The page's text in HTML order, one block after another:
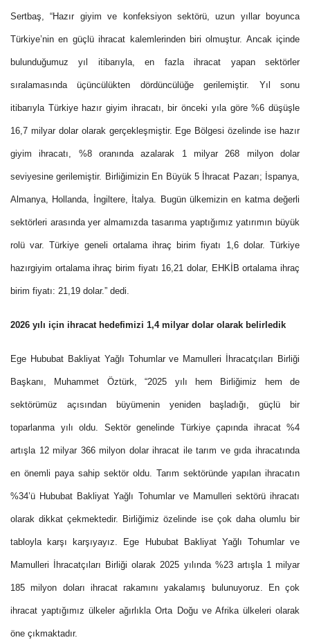
Sertbaş, “Hazır giyim ve konfeksiyon sektörü, uzun yıllar boyunca
Türkiye’nin en güçlü ihracat kalemlerinden biri olmuştur. Ancak içinde
bulunduğumuz yıl itibarıyla, en fazla ihracat yapan sektörler
sıralamasında üçüncülükten dördüncülüğe gerilemiştir. Yıl sonu
itibarıyla Türkiye hazır giyim ihracatı, bir önceki yıla göre %6 düşüşle
16,7 milyar dolar olarak gerçekleşmiştir. Ege Bölgesi özelinde ise hazır
giyim ihracatı, %8 oranında azalarak 1 milyar 268 milyon dolar
seviyesine gerilemiştir. Birliğimizin En Büyük 5 İhracat Pazarı; İspanya,
Almanya, Hollanda, İngiltere, İtalya. Bugün ülkemizin en katma değerli
sektörleri arasında yer almamızda tasarıma yaptığımız yatırımın büyük
rolü var. Türkiye geneli ortalama ihraç birim fiyatı 1,6 dolar. Türkiye
hazırgiyim ortalama ihraç birim fiyatı 16,21 dolar, EHKİB ortalama ihraç
birim fiyatı: 21,19 dolar.” dedi.
2026 yılı için ihracat hedefimizi 1,4 milyar dolar olarak belirledik
Ege Hububat Bakliyat Yağlı Tohumlar ve Mamulleri İhracatçıları Birliği
Başkanı, Muhammet Öztürk, “2025 yılı hem Birliğimiz hem de
sektörümüz açısından büyümenin yeniden başladığı, güçlü bir
toparlanma yılı oldu. Sektör genelinde Türkiye çapında ihracat %4
artışla 12 milyar 366 milyon dolar ihracat ile tarım ve gıda ihracatında
en önemli paya sahip sektör oldu. Tarım sektöründe yapılan ihracatın
%34’ü Hububat Bakliyat Yağlı Tohumlar ve Mamulleri sektörü ihracatı
olarak dikkat çekmektedir. Birliğimiz özelinde ise çok daha olumlu bir
tabloyla karşı karşıyayız. Ege Hububat Bakliyat Yağlı Tohumlar ve
Mamulleri İhracatçıları Birliği olarak 2025 yılında %23 artışla 1 milyar
185 milyon doları ihracat rakamını yakalamış bulunuyoruz. En çok
ihracat yaptığımız ülkeler ağırlıkla Orta Doğu ve Afrika ülkeleri olarak
öne çıkmaktadır.